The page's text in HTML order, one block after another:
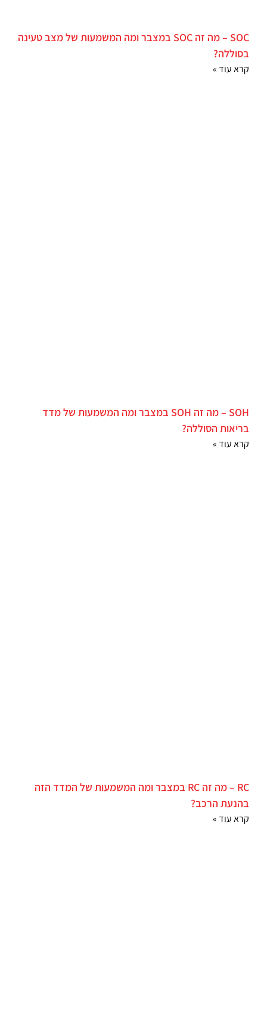
SOC – מה זה SOC במצבר ומה המשמעות של מצב טעינה
בסוללה?
קרא עוד »
SOH – מה זה SOH במצבר ומה המשמעות של מדד
בריאות הסוללה?
קרא עוד »
RC – מה זה RC במצבר ומה המשמעות של המדד הזה
בהנעת הרכב?
קרא עוד »